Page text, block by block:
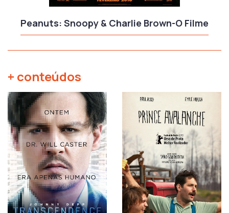
Peanuts: Snoopy & Charlie Brown-O Filme
+ conteúdos